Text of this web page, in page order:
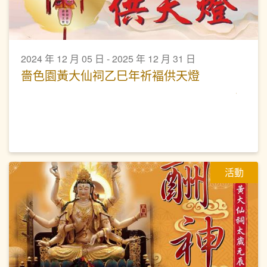
2024 年 12 月 05 日 - 2025 年 12 月 31 日
嗇色園黃大仙祠乙巳年祈褔供天燈
活動